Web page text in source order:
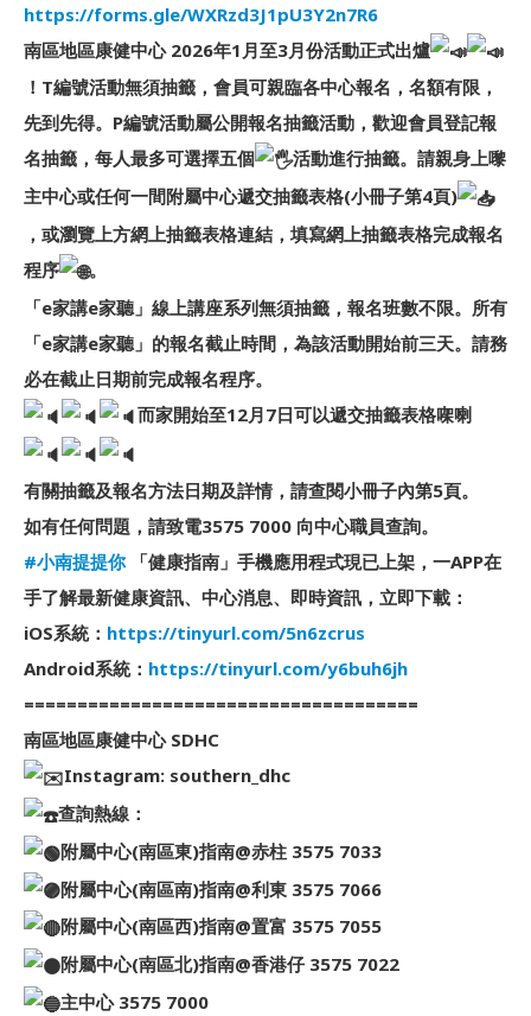
https://forms.gle/WXRzd3J1pU3Y2n7R6
南區地區康健中心 2026年1月至3月份活動正式出爐
！T編號活動無須抽籤，會員可親臨各中心報名，名額有限，
先到先得。P編號活動屬公開報名抽籤活動，歡迎會員登記報
名抽籤，每人最多可選擇五個
活動進行抽籤。請親身上嚟
主中心或任何一間附屬中心遞交抽籤表格(小冊子第4頁)
，或瀏覽上方網上抽籤表格連結，填寫網上抽籤表格完成報名
程序
。
「e家講e家聽」線上講座系列無須抽籤，報名班數不限。所有
「e家講e家聽」的報名截止時間，為該活動開始前三天。請務
必在截止日期前完成報名程序。
而家開始至12月7日可以遞交抽籤表格㗎喇
有關抽籤及報名方法日期及詳情，請查閱小冊子內第5頁。
如有任何問題，請致電3575 7000 向中心職員查詢。
#小南提提你「健康指南」手機應用程式現已上架，一APP在
手了解最新健康資訊、中心消息、即時資訊，立即下載：
iOS系統： https://tinyurl.com/5n6zcrus
Android系統： https://tinyurl.com/y6buh6jh
=====================================
南區地區康健中心 SDHC
Instagram: southern_dhc
查詢熱線：
附屬中心(南區東)指南@赤柱 3575 7033
附屬中心(南區南)指南@利東 3575 7066
附屬中心(南區西)指南@置富 3575 7055
附屬中心(南區北)指南@香港仔 3575 7022
主中心 3575 7000